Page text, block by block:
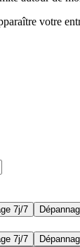
votre
7j/7
7j/7